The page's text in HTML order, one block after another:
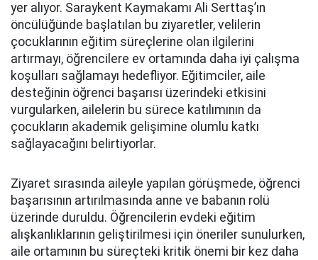
yer alıyor. Saraykent Kaymakamı Ali Serttaş’ın
öncülüğünde başlatılan bu ziyaretler, velilerin
çocuklarının eğitim süreçlerine olan ilgilerini
artırmayı, öğrencilere ev ortamında daha iyi çalışma
koşulları sağlamayı hedefliyor. Eğitimciler, aile
desteğinin öğrenci başarısı üzerindeki etkisini
vurgularken, ailelerin bu sürece katılımının da
çocukların akademik gelişimine olumlu katkı
sağlayacağını belirtiyorlar.
Ziyaret sırasında aileyle yapılan görüşmede, öğrenci
başarısının artırılmasında anne ve babanın rolü
üzerinde duruldu. Öğrencilerin evdeki eğitim
alışkanlıklarının geliştirilmesi için öneriler sunulurken,
aile ortamının bu süreçteki kritik önemi bir kez daha